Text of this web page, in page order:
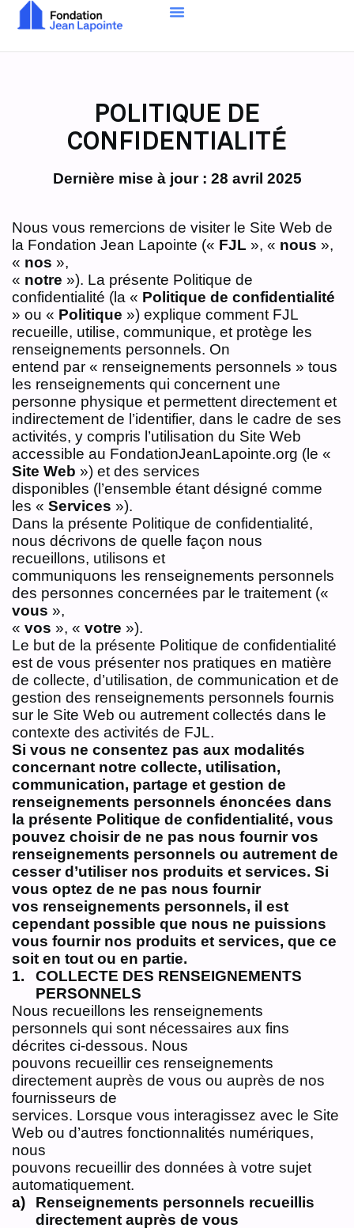
POLITIQUE DE
CONFIDENTIALITÉ
Dernière mise à jour : 28 avril 2025
Nous vous remercions de visiter le Site Web de
la Fondation Jean Lapointe (« FJL », « nous »,
« nos »,
« notre »). La présente Politique de
confidentialité (la « Politique de confidentialité
» ou « Politique ») explique comment FJL
recueille, utilise, communique, et protège les
renseignements personnels. On
entend par « renseignements personnels » tous
les renseignements qui concernent une
personne physique et permettent directement et
indirectement de l’identifier, dans le cadre de ses
activités, y compris l’utilisation du Site Web
accessible au FondationJeanLapointe.org (le «
Site Web ») et des services
disponibles (l’ensemble étant désigné comme
les « Services »).
Dans la présente Politique de confidentialité,
nous décrivons de quelle façon nous
recueillons, utilisons et
communiquons les renseignements personnels
des personnes concernées par le traitement («
vous »,
« vos », « votre »).
Le but de la présente Politique de confidentialité
est de vous présenter nos pratiques en matière
de collecte, d’utilisation, de communication et de
gestion des renseignements personnels fournis
sur le Site Web ou autrement collectés dans le
contexte des activités de FJL.
Si vous ne consentez pas aux modalités
concernant notre collecte, utilisation,
communication, partage et gestion de
renseignements personnels énoncées dans
la présente Politique de confidentialité, vous
pouvez choisir de ne pas nous fournir vos
renseignements personnels ou autrement de
cesser d’utiliser nos produits et services. Si
vous optez de ne pas nous fournir
vos renseignements personnels, il est
cependant possible que nous ne puissions
vous fournir nos produits et services, que ce
soit en tout ou en partie.
COLLECTE DES RENSEIGNEMENTS
PERSONNELS
Nous recueillons les renseignements
personnels qui sont nécessaires aux fins
décrites ci‑dessous. Nous
pouvons recueillir ces renseignements
directement auprès de vous ou auprès de nos
fournisseurs de
services. Lorsque vous interagissez avec le Site
Web ou d’autres fonctionnalités numériques,
nous
pouvons recueillir des données à votre sujet
automatiquement.
Renseignements personnels recueillis
directement auprès de vous